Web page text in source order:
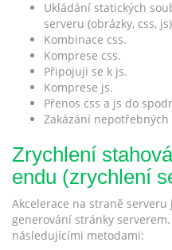
Ukládání statických
serveru (obrázky, css,
Kombinace css.
Komprese css.
Připojuji se k js.
Komprese js.
Přenos css a js do
Zakázání
Zrychlení
endu (zrychlení
Akcelerace na straně
generování stránky
následujícími metodami: